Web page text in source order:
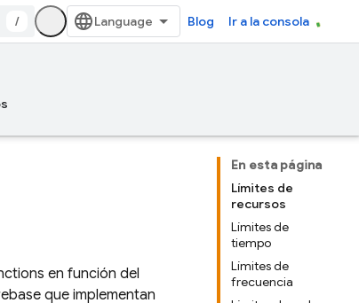
/ Blog Ir a la consola
En esta página
Límites de
recursos
Límites de
tiempo
Límites de
frecuencia
en función del
que implementan